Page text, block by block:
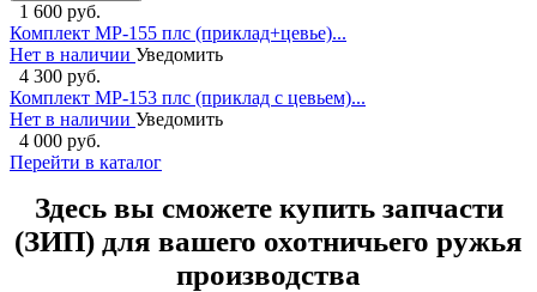
1 600 руб.
Комплект МР-155 плс (приклад+цевье)...
Нет в наличии Уведомить
4 300 руб.
Комплект МР-153 плс (приклад с цевьем)...
Нет в наличии Уведомить
4 000 руб.
Перейти в каталог
Здесь вы сможете купить запчасти
(ЗИП) для вашего охотничьего ружья
производства